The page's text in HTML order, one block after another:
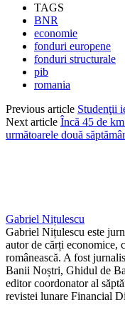
TAGS
BNR
economie
fonduri europene
fonduri structurale
pib
romania
Previous article Studenţii
Next article Încă 45 de
următoarele două
Gabriel Nițulescu
Gabriel Nițulescu este
autor de cărți economice,
românească. A fost
Banii Noștri, Ghidul de
editor coordonator al
revistei lunare Financial